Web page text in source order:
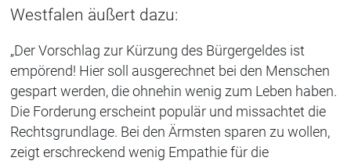
Westfalen äußert dazu:
„Der Vorschlag zur Kürzung des Bürgergeldes ist
empörend! Hier soll ausgerechnet bei den Menschen
gespart werden, die ohnehin wenig zum Leben haben.
Die Forderung erscheint populär und missachtet die
Rechtsgrundlage. Bei den Ärmsten sparen zu wollen,
zeigt erschreckend wenig Empathie für die